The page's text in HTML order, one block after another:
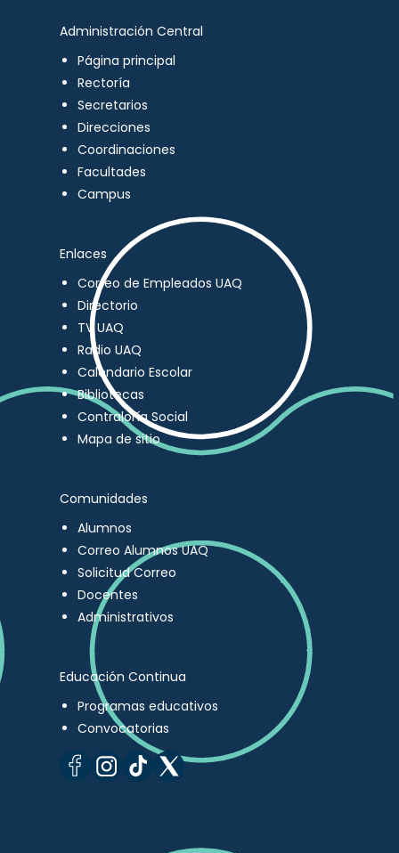
Administración Central
Página principal
Rectoría
Secretarios
Direcciones
Coordinaciones
Facultades
Campus
Enlaces
Correo de Empleados UAQ
Directorio
TV UAQ
Radio UAQ
Calendario Escolar
Bibliotecas
Contraloría Social
Mapa de sitio
Comunidades
Alumnos
Correo Alumnos UAQ
Solicitud Correo
Docentes
Administrativos
Educación Continua
Programas educativos
Convocatorias